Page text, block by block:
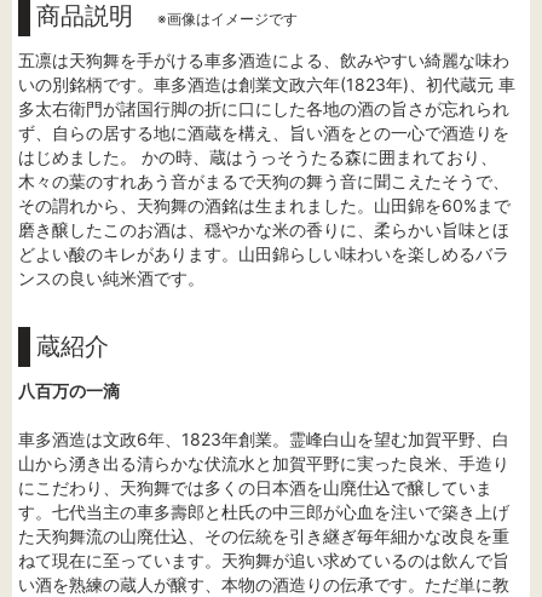
商品説明 ※画像はイメージです
五凛は天狗舞を手がける車多酒造による、飲みやすい綺麗な味わ
いの別銘柄です。車多酒造は創業文政六年(1823年)、初代蔵元 車
多太右衛門が諸国行脚の折に口にした各地の酒の旨さが忘れられ
ず、自らの居する地に酒蔵を構え、旨い酒をとの一心で酒造りを
はじめました。 かの時、蔵はうっそうたる森に囲まれており、
木々の葉のすれあう音がまるで天狗の舞う音に聞こえたそうで、
その謂れから、天狗舞の酒銘は生まれました。山田錦を60%まで
磨き醸したこのお酒は、穏やかな米の香りに、柔らかい旨味とほ
どよい酸のキレがあります。山田錦らしい味わいを楽しめるバラ
ンスの良い純米酒です。
蔵紹介
八百万の一滴
車多酒造は文政6年、1823年創業。霊峰白山を望む加賀平野、白
山から湧き出る清らかな伏流水と加賀平野に実った良米、手造り
にこだわり、天狗舞では多くの日本酒を山廃仕込で醸していま
す。七代当主の車多壽郎と杜氏の中三郎が心血を注いで築き上げ
た天狗舞流の山廃仕込、その伝統を引き継ぎ毎年細かな改良を重
ねて現在に至っています。天狗舞が追い求めているのは飲んで旨
い酒を熟練の蔵人が醸す、本物の酒造りの伝承です。ただ単に教